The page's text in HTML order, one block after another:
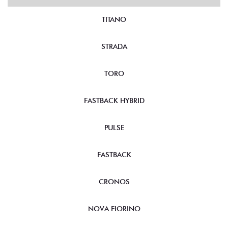
TITANO
STRADA
TORO
FASTBACK HYBRID
PULSE
FASTBACK
CRONOS
NOVA FIORINO